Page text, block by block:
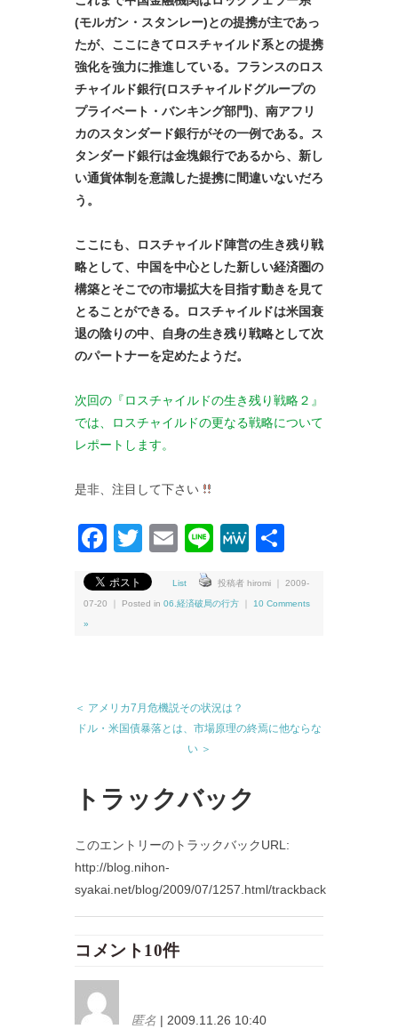
(モルガン・スタンレー)との提携が主であっ
たが、ここにきてロスチャイルド系との提携
強化を強力に推進している。フランスのロス
チャイルド銀行(ロスチャイルドグループの
プライベート・バンキング部門)、南アフリ
カのスタンダード銀行がその一例である。ス
タンダード銀行は金塊銀行であるから、新し
い通貨体制を意識した提携に間違いないだろ
う。
ここにも、ロスチャイルド陣営の生き残り戦
略として、中国を中心とした新しい経済圏の
構築とそこでの市場拡大を目指す動きを見て
とることができる。ロスチャイルドは米国衰
退の陰りの中、自身の生き残り戦略として次
のパートナーを定めたようだ。
次回の『ロスチャイルドの生き残り戦略２』
では、ロスチャイルドの更なる戦略について
レポートします。
是非、注目して下さい
Facebook
Twitter
EmailLineMeWe
List 投稿者 hiromi ｜ 2009-
07-20 ｜ Posted in 06.経済破局の行方 10 Comments
»
＜ アメリカ7月危機説その状況は？
ドル・米国債暴落とは、市場原理の終焉に他ならな
い ＞
トラックバック
このエントリーのトラックバックURL:
http://blog.nihon-
syakai.net/blog/2009/07/1257.html/trackback
コメント10件
匿名 | 2009.11.26 10:40